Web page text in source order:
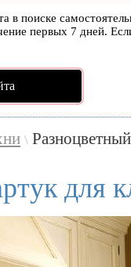
в поиске
первых 7 дней.
\
для